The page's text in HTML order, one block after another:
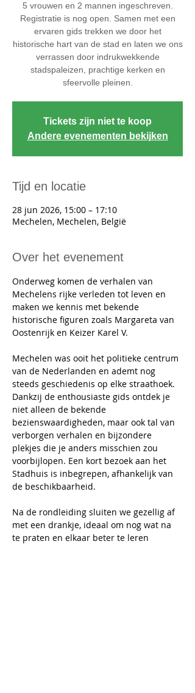
5 vrouwen en 2 mannen ingeschreven.
Registratie is nog open. Samen met een
ervaren gids trekken we door het
historische hart van de stad en laten we ons
verrassen door indrukwekkende
stadspaleizen, prachtige kerken en
sfeervolle pleinen.
Tickets zijn niet te koop
Andere evenementen bekijken
Tijd en locatie
28 jun 2026, 15:00 – 17:10
Mechelen, Mechelen, België
Over het evenement
Onderweg komen de verhalen van
Mechelens rijke verleden tot leven en
maken we kennis met bekende
historische figuren zoals Margareta van
Oostenrijk en Keizer Karel V.
Mechelen was ooit het politieke centrum
van de Nederlanden en ademt nog
steeds geschiedenis op elke straathoek.
Dankzij de enthousiaste gids ontdek je
niet alleen de bekende
bezienswaardigheden, maar ook tal van
verborgen verhalen en bijzondere
plekjes die je anders misschien zou
voorbijlopen. Een kort bezoek aan het
Stadhuis is inbegrepen, afhankelijk van
de beschikbaarheid.
Na de rondleiding sluiten we gezellig af
met een drankje, ideaal om nog wat na
te praten en elkaar beter te leren